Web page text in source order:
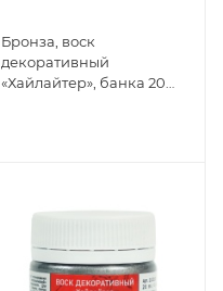
Бронза, воск
декоративный
«Хайлайтер», банка 20